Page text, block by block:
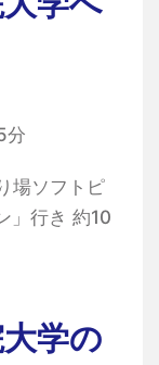
分
場ソフトピ
」行き 約10
学の